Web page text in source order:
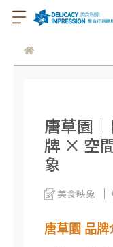
唐草園
牌 × 空
象
美食映象
唐草園 品牌